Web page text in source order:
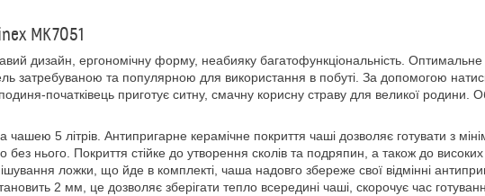
MK7051
дизайн, ергономічну форму, неабияку багатофункціональність.
затребуваною та популярною для використання в побуті. За допомогою
початківець приготує ситну, смачну корисну страву для великої родини.
5 літрів. Антипригарне керамічне покриття чаші дозволяє готувати з
без нього. Покриття стійке до утворення сколів та подряпин, а також до
ложки, що йде в комплекті, чаша надовго збереже свої відмінні
2 мм, це дозволяє зберігати тепло всередині чаші, скорочує час